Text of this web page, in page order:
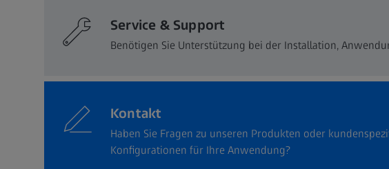
Service & Support
Benötigen Sie Unterstützung bei der Installation,
Kontakt
Haben Sie Fragen zu unseren Produkten oder
Konfigurationen für Ihre Anwendung?